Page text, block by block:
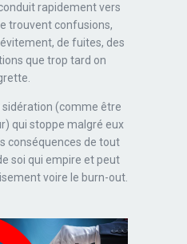
rapidement vers
trouvent confusions,
de fuites, des
que trop tard on
sidération (comme être
qui stoppe malgré eux
conséquences de tout
soi qui empire et peut
voire le burn-out.